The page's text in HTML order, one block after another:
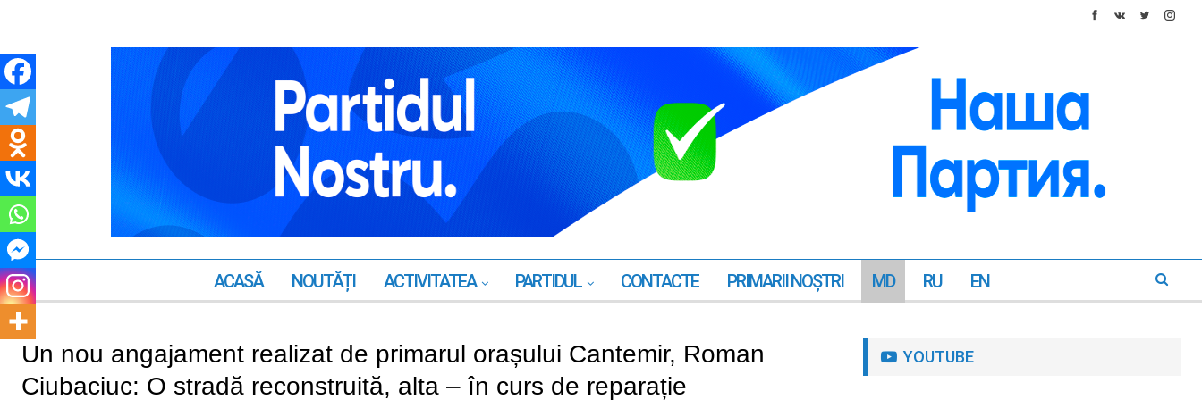
ACASĂ NOUTĂȚI ACTIVITATEA PARTIDUL CONTACTE PRIMARII NOŞTRI MD RU EN
Un nou angajament realizat de primarul orașului Cantemir, Roman
Ciubaciuc: O stradă reconstruită, alta – în curs de reparație
YOUTUBE